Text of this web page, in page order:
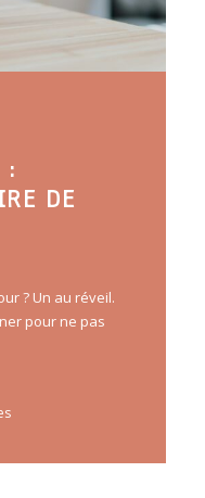
:
DE
? Un au réveil.
pour ne pas